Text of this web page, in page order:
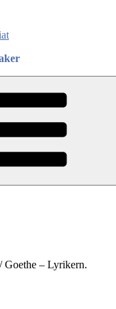
/ Goethe – Lyrikern.